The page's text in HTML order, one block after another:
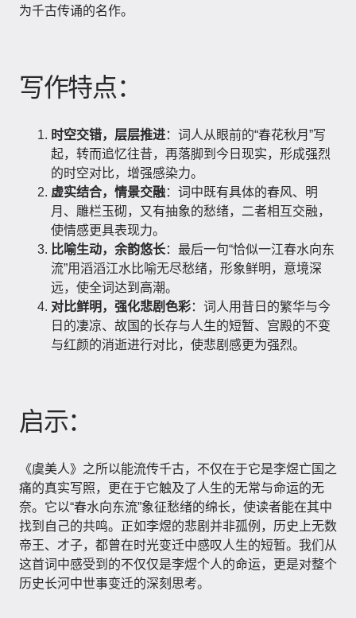
为千古传诵的名作。
写作特点：
时空交错，层层推进：词人从眼前的“春花秋月”写
起，转而追忆往昔，再落脚到今日现实，形成强烈
的时空对比，增强感染力。
虚实结合，情景交融：词中既有具体的春风、明
月、雕栏玉砌，又有抽象的愁绪，二者相互交融，
使情感更具表现力。
比喻生动，余韵悠长：最后一句“恰似一江春水向东
流”用滔滔江水比喻无尽愁绪，形象鲜明，意境深
远，使全词达到高潮。
对比鲜明，强化悲剧色彩：词人用昔日的繁华与今
日的凄凉、故国的长存与人生的短暂、宫殿的不变
与红颜的消逝进行对比，使悲剧感更为强烈。
启示：
《虞美人》之所以能流传千古，不仅在于它是李煜亡国之
痛的真实写照，更在于它触及了人生的无常与命运的无
奈。它以“春水向东流”象征愁绪的绵长，使读者能在其中
找到自己的共鸣。正如李煜的悲剧并非孤例，历史上无数
帝王、才子，都曾在时光变迁中感叹人生的短暂。我们从
这首词中感受到的不仅仅是李煜个人的命运，更是对整个
历史长河中世事变迁的深刻思考。